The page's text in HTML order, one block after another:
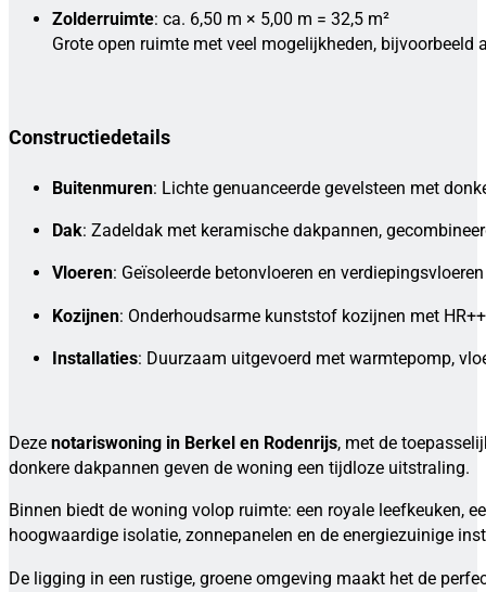
Zolderruimte: ca. 6,50 m × 5,00 m = 32,5 m²
Grote open ruimte met veel mogelijkheden,
Constructiedetails
Buitenmuren: Lichte genuanceerde gevelsteen met
Dak: Zadeldak met keramische dakpannen,
Vloeren: Geïsoleerde betonvloeren en
Kozijnen: Onderhoudsarme kunststof kozijnen met
Installaties: Duurzaam uitgevoerd met warmtepomp,
Deze notariswoning in Berkel en Rodenrijs, met de
donkere dakpannen geven de woning een tijdloze uitstraling.
Binnen biedt de woning volop ruimte: een royale leefkeuken,
hoogwaardige isolatie, zonnepanelen en de energiezuinige
De ligging in een rustige, groene omgeving maakt het de